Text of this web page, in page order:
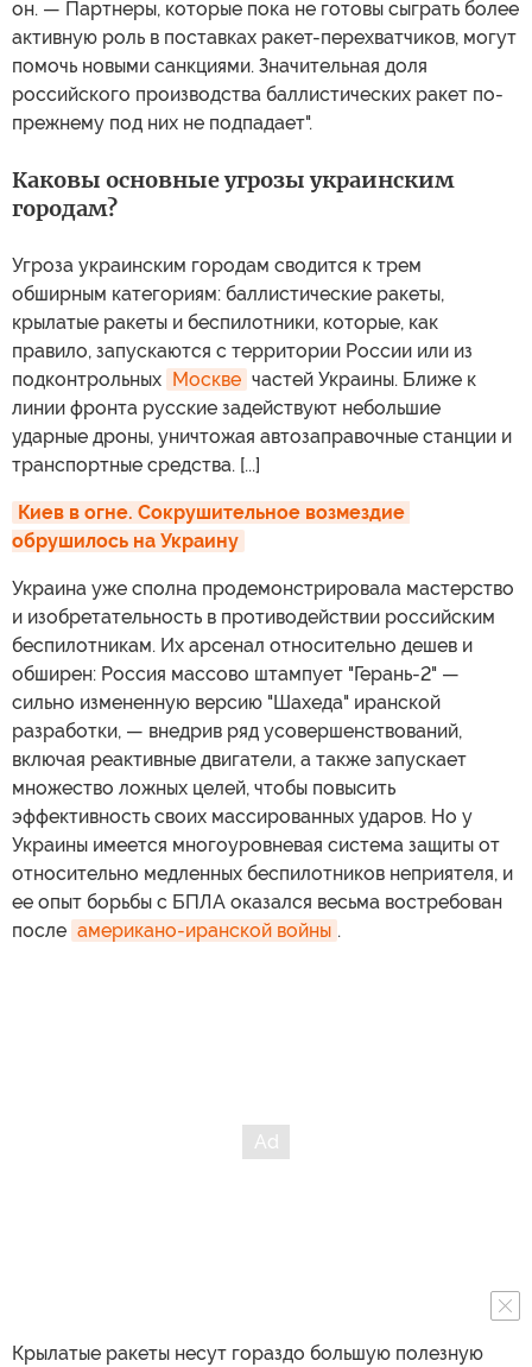
он. — Партнеры, которые пока не готовы сыграть более
активную роль в поставках ракет-перехватчиков, могут
помочь новыми санкциями. Значительная доля
российского производства баллистических ракет по-
прежнему под них не подпадает".
Каковы основные угрозы украинским
городам?
Угроза украинским городам сводится к трем
обширным категориям: баллистические ракеты,
крылатые ракеты и беспилотники, которые, как
правило, запускаются с территории России или из
подконтрольных Москве частей Украины. Ближе к
линии фронта русские задействуют небольшие
ударные дроны, уничтожая автозаправочные станции и
транспортные средства. [...]
Киев в огне. Сокрушительное возмездие
обрушилось на Украину
Украина уже сполна продемонстрировала мастерство
и изобретательность в противодействии российским
беспилотникам. Их арсенал относительно дешев и
обширен: Россия массово штампует "Герань-2" —
сильно измененную версию "Шахеда" иранской
разработки, — внедрив ряд усовершенствований,
включая реактивные двигатели, а также запускает
множество ложных целей, чтобы повысить
эффективность своих массированных ударов. Но у
Украины имеется многоуровневая система защиты от
относительно медленных беспилотников неприятеля, и
ее опыт борьбы с БПЛА оказался весьма востребован
после американо-иранской войны .
Крылатые ракеты несут гораздо большую полезную